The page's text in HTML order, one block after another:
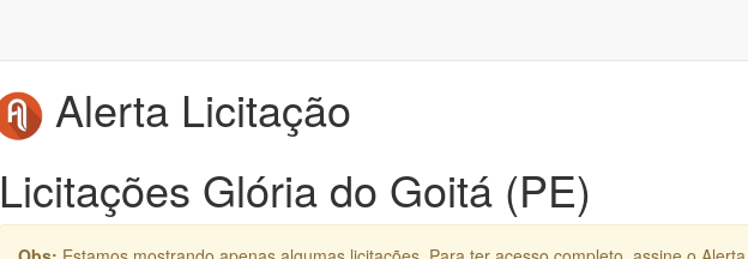
Alerta Licitação
Licitações Glória do Goitá (PE)